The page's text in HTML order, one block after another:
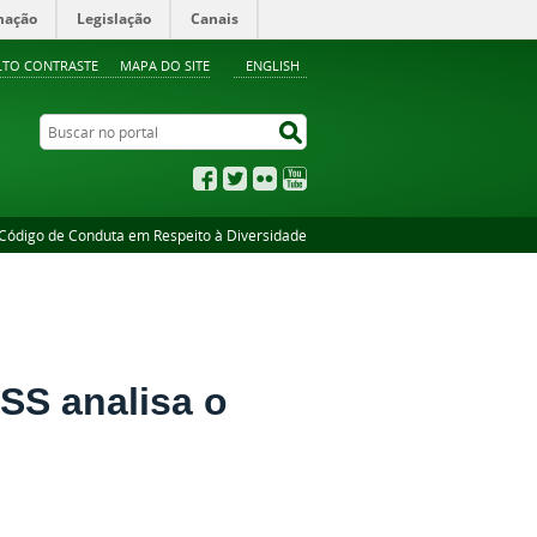
ENGLISH
CONTRASTE MAPA DO SITE
Legislação Canais
Buscar no portal
Facebook
TwitterFlickr
de Conduta em Respeito à Diversidade
analisa o